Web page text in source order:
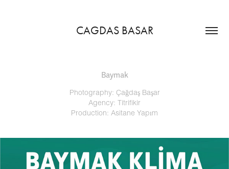
CAGDAS BASAR
Baymak
Photography: Çağdaş Başar
Agency: Titrifikir
Production: Asitane Yapım